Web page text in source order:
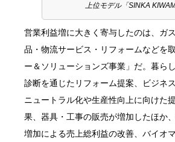
上位モデル「SINKA
営業利益増に大きく寄与したのは、ガ
品・物流サービス・リフォームなどを
ー＆ソリューションズ事業」だ。暮ら
診断を通じたリフォーム提案、ビジネ
ニュートラル化や生産性向上に向けた
果、器具・工事の販売が増加したほか
増加による売上総利益の改善、バイオ